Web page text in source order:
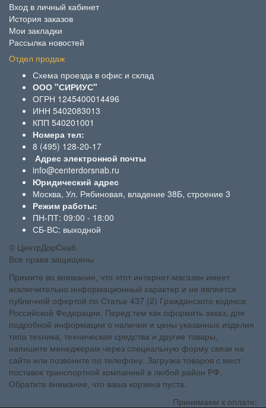
Вход в личный кабинет
История заказов
Мои закладки
Рассылка новостей
Отдел продаж
Схема проезда в офис и склад
ООО "СИРИУС"
ОГРН 1245400014496
ИНН 5402083013
КПП 540201001
Номера тел:
8 (495) 128-20-17
Адрес электронной почты
info@centerdorsnab.ru
Юридический адрес
Москва, Ул. Рябиновая, владение 38Б, строение 3
Режим работы:
ПН-ПТ: 09:00 - 18:00
СБ-ВС: выходной
© ЦентрДорСнаб
Все права защищены
Примите во внимание, что этот интернет-магазин имеет
исключительно информационный характер и не является
публичной офертой по Статье 437 (2) Гражданского кодекса
Российской Федерации. Перед тем как оформить заказ, для
подробной информации о наличии и цены указанных изделия
типа техника, техническая средства и другие товары,
напишите менеджерам через специальную форму связи на
сайте или позвоните по телефону. Загрузка товаров с мест
поставок транспортной компанией в любой район РФ.
Обратите внимание, что ваша корзина пуста.
Принимаем к оплате: